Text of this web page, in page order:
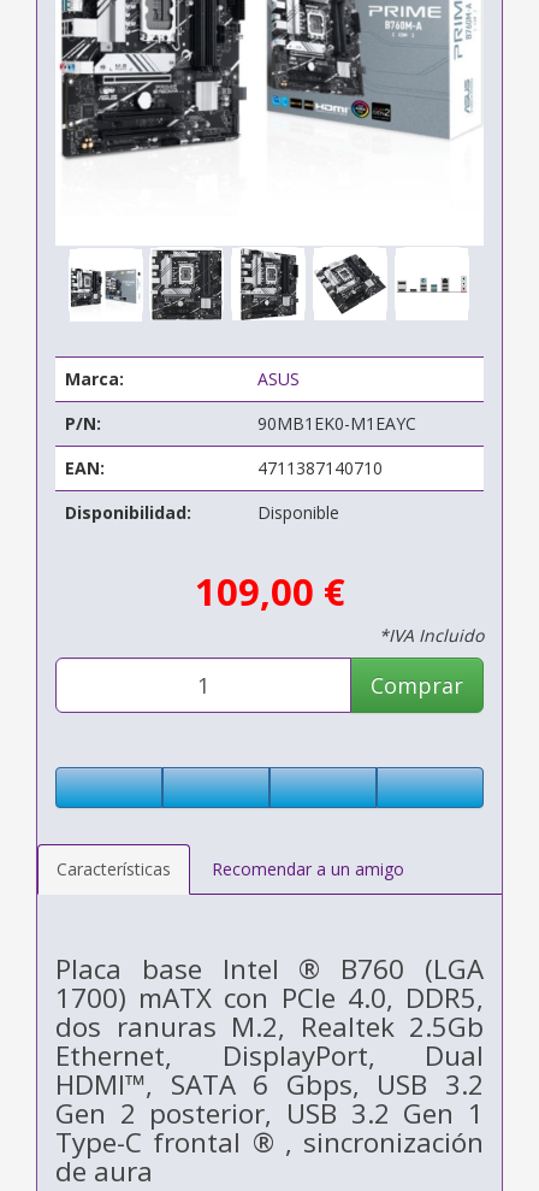
Marca:
ASUS
P/N:
90MB1EK0-M1EAYC
EAN:
4711387140710
Disponibilidad:
Disponible
109,00 €
*IVA Incluido
Comprar
Características Recomendar a un amigo
Placa base Intel ® B760 (LGA
1700) mATX con PCIe 4.0, DDR5,
dos ranuras M.2, Realtek 2.5Gb
Ethernet, DisplayPort, Dual
HDMI™, SATA 6 Gbps, USB 3.2
Gen 2 posterior, USB 3.2 Gen 1
Type-C frontal ® , sincronización
de aura